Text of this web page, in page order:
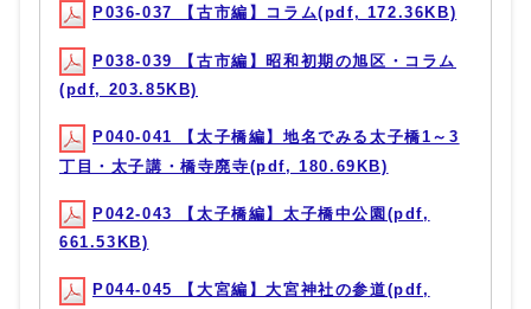
P036-037 【古市編】コラム(pdf, 172.36KB)
P038-039 【古市編】昭和初期の旭区・コラム
(pdf, 203.85KB)
P040-041 【太子橋編】地名でみる太子橋1～3
丁目・太子講・橋寺廃寺(pdf, 180.69KB)
P042-043 【太子橋編】太子橋中公園(pdf,
661.53KB)
P044-045 【大宮編】大宮神社の参道(pdf,